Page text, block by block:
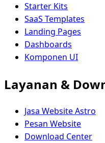
Starter Kits
SaaS Templates
Landing Pages
Dashboards
Komponen UI
Layanan &
Jasa Website Astro
Pesan Website
Download Center